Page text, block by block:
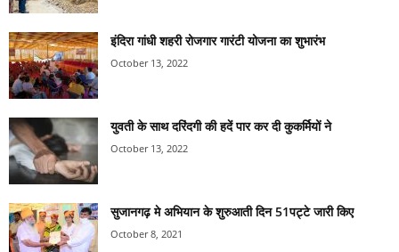
इंदिरा गांधी शहरी रोजगार गारंटी योजना का शुभारंभ
October 13, 2022
युवती के साथ दरिंदगी की हदें पार कर दी कुकर्मियों ने
October 13, 2022
सुजानगढ़ मे अभियान के शुरुआती दिन 51पट्टे जारी किए
October 8, 2021